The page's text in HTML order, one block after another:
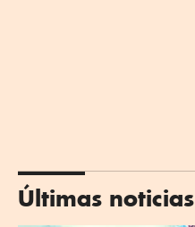
Últimas noticias